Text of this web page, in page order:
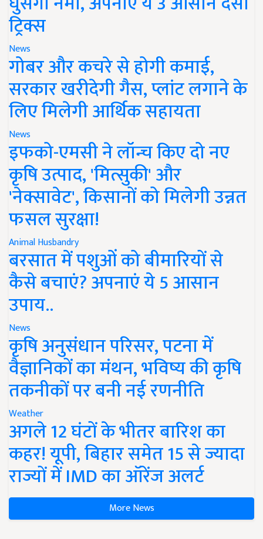
ट्रिक्स
News
गोबर और कचरे से होगी कमाई,
सरकार खरीदेगी गैस, प्लांट लगाने के
लिए मिलेगी आर्थिक सहायता
News
इफको-एमसी ने लॉन्च किए दो नए
कृषि उत्पाद, 'मित्सुकी' और
'नेक्सावेट', किसानों को मिलेगी उन्नत
फसल सुरक्षा!
Animal Husbandry
बरसात में पशुओं को बीमारियों से
कैसे बचाएं? अपनाएं ये 5 आसान
उपाय..
News
कृषि अनुसंधान परिसर, पटना में
वैज्ञानिकों का मंथन, भविष्य की कृषि
तकनीकों पर बनी नई रणनीति
Weather
अगले 12 घंटों के भीतर बारिश का
कहर! यूपी, बिहार समेत 15 से ज्यादा
राज्यों में IMD का ऑरेंज अलर्ट
More News